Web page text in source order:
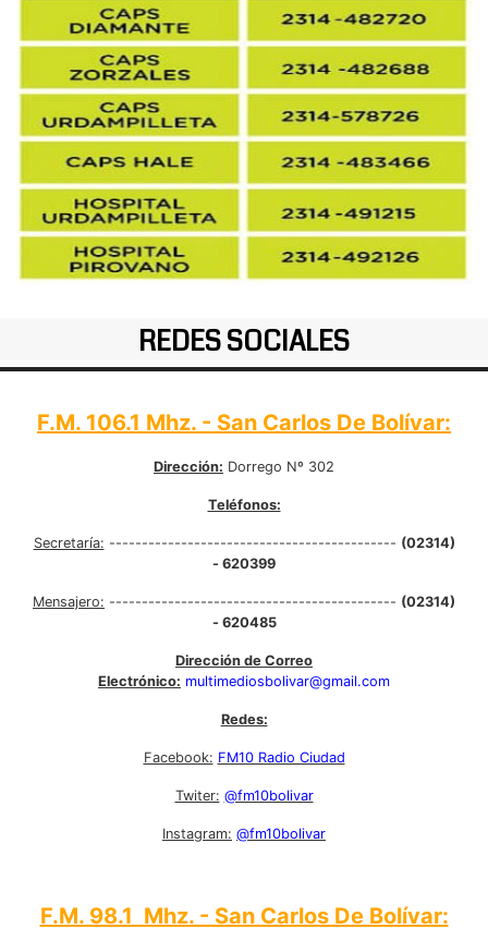
REDES SOCIALES
F.M. 106.1 Mhz. - San Carlos De Bolívar:
Dirección: Dorrego Nº 302
Teléfonos:
Secretaría: -------------------------------------------- (02314)
- 620399
Mensajero: -------------------------------------------- (02314)
- 620485
Dirección de Correo
Electrónico: multimediosbolivar@gmail.com
Redes:
Facebook: FM10 Radio Ciudad
Twiter: @fm10bolivar
Instagram: @fm10bolivar
F.M. 98.1 Mhz. - San Carlos De Bolívar: